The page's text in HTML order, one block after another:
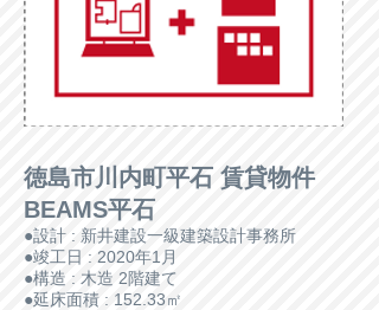
徳島市川内町平石 賃貸物件
BEAMS平石
●設計 : 新井建設一級建築設計事務所
●竣工日 : 2020年1月
●構造 : 木造 2階建て
●延床面積 : 152.33㎡